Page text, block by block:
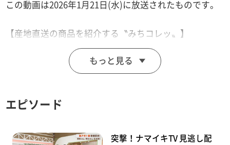
この動画は2026年1月21日(水)に放送されたものです。
【産地直送の商品を紹介する〝みちコレッ〟】
さんさん南三陸から創業100年を祝う大正ロマンをイメ
ージしたパッケージのどら焼きと
おもしろいし市場から白石産ササニシキで作ったほんの
豚肉の酢醤油煮 さつま芋マッシュ添え
もっと見る
エピソード
突撃！ナマイキTV 見逃し配